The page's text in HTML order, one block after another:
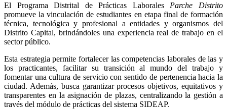
El Programa Distrital de Prácticas Laborales Parche Distrito
promueve la vinculación de estudiantes en etapa final de formación
técnica, tecnológica y profesional a entidades y organismos del
Distrito Capital, brindándoles una experiencia real de trabajo en el
sector público.
Esta estrategia permite fortalecer las competencias laborales de las y
los practicantes, facilitar su transición al mundo del trabajo y
fomentar una cultura de servicio con sentido de pertenencia hacia la
ciudad. Además, busca garantizar procesos objetivos, equitativos y
transparentes en la asignación de plazas, centralizando la gestión a
través del módulo de prácticas del sistema SIDEAP.